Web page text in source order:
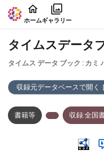
本文に飛ぶ
ホームギャラリー
タイムスデータ
タイムス データ ブック : カミ
収録元データベースで開く
書籍等 収録:全国